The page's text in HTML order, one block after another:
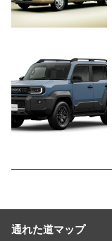
通れた道マップ